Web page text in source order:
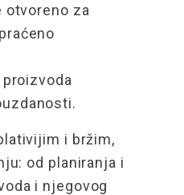
otvoreno za
i bržim,
od planiranja i
i njegovog